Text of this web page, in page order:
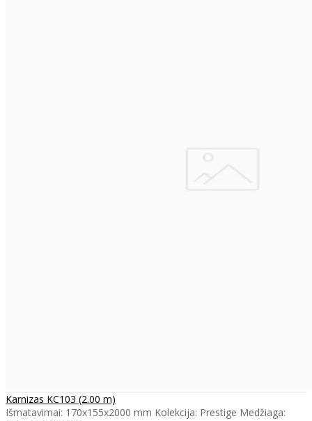
Karnizas KC103 (2.00 m)
Išmatavimai: 170x155x2000 mm Kolekcija: Prestige Medžiaga: